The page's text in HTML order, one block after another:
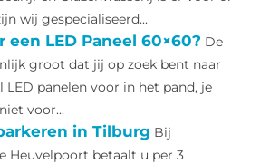
wij gespecialiseerd...
een LED Paneel 60×60? De
groot dat jij op zoek bent naar
LED panelen voor in het pand, je
voor...
in Tilburg Bij
Heuvelpoort betaalt u per 3